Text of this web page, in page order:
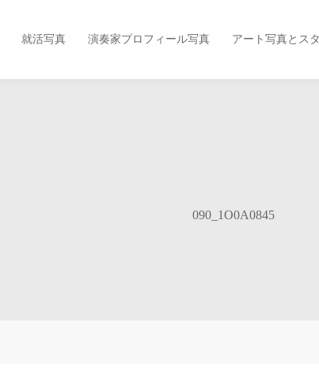
就活写真 演奏家プロフィール写真 アート写真とス
090_1O0A0845